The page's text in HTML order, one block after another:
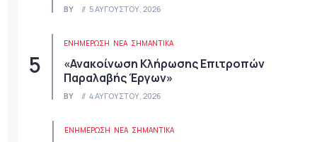
BY 5 ΑΥΓΟΎΣΤΟΥ, 2026
ΕΝΗΜΕΡΩΣΗ ΝΈΑ ΣΗΜΑΝΤΙΚΆ
«Ανακοίνωση Κλήρωσης Επιτροπών
Παραλαβής Έργων»
BY 4 ΑΥΓΟΎΣΤΟΥ, 2026
ΕΝΗΜΕΡΩΣΗ ΝΈΑ ΣΗΜΑΝΤΙΚΆ